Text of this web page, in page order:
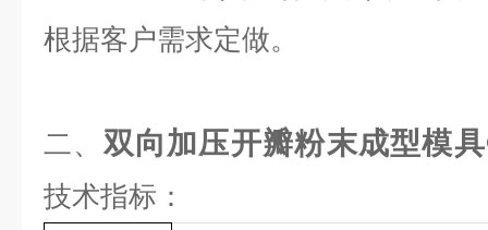
根据客户需求定做。
二、 双向加压开瓣粉末成型模
技术指标：